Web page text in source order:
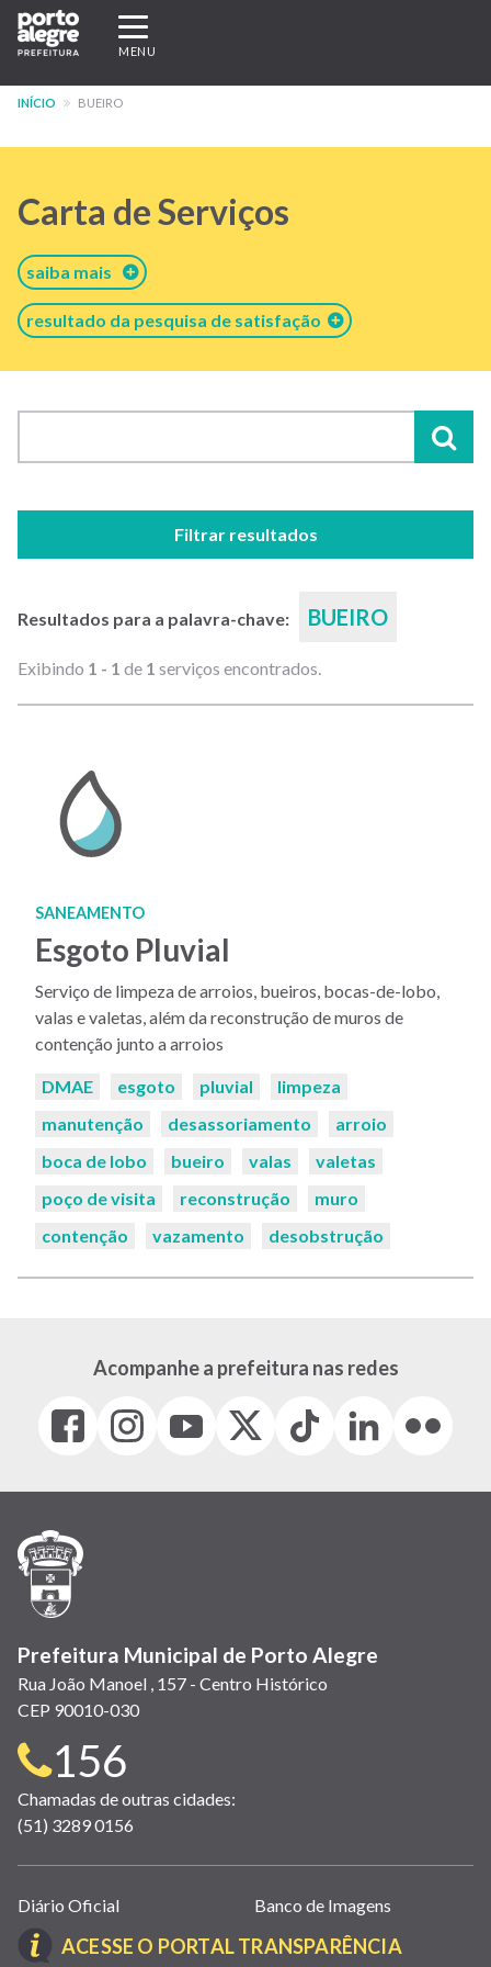
Pular
para
conteúdo
Expandir/recolher
navegação
MENU
INÍCIO BUEIRO
Carta de Serviços
saiba mais
resultado da pesquisa de satisfação
Filtrar resultados
Resultados para a palavra-chave: BUEIRO
Exibindo 1 - 1 de 1 serviços encontrados.
SANEAMENTO
Esgoto Pluvial
Serviço de limpeza de arroios, bueiros, bocas-de-lobo,
valas e valetas, além da reconstrução de muros de
contenção junto a arroios
Palavras-
DMAE esgoto pluvial
limpeza
manutenção
desassoriamento
arroio
boca de lobo
bueiro valas
valetas
poço de visita
reconstrução
muro
contenção
vazamento desobstrução
Acompanhe a prefeitura nas redes
Facebook
(link
em
janela)
Instagram
(link
em
(link
em
(Antigo
(link
Tiktok
(link
em
LinkedIn
(link
em
(link
em
Prefeitura Municipal de Porto Alegre
Rua João Manoel , 157 - Centro Histórico
CEP 90010-030
Telefone
para
contato:
156
Chamadas de outras cidades:
(51) 3289 0156
Links
úteis
(abrem
Diário Oficial Banco de Imagens
ACESSE O PORTAL TRANSPARÊNCIA(LINK